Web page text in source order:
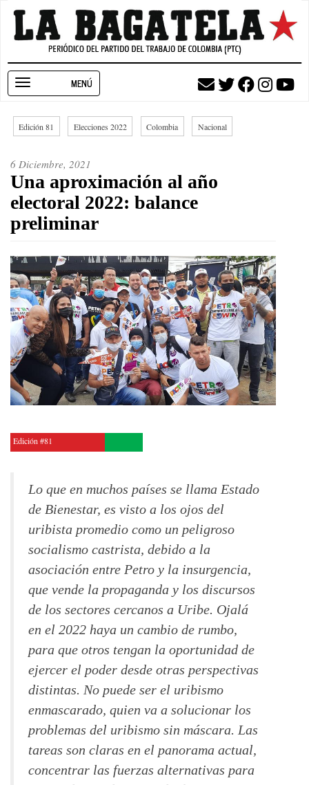
Pasar
contenido
navigation
Edición 81 Elecciones 2022 Colombia Nacional
6 Diciembre, 2021
Una aproximación al año
electoral 2022: balance
preliminar
Edición #81
Lo que en muchos países se llama Estado
de Bienestar, es visto a los ojos del
uribista promedio como un peligroso
socialismo castrista, debido a la
asociación entre Petro y la insurgencia,
que vende la propaganda y los discursos
de los sectores cercanos a Uribe. Ojalá
en el 2022 haya un cambio de rumbo,
para que otros tengan la oportunidad de
ejercer el poder desde otras perspectivas
distintas. No puede ser el uribismo
enmascarado, quien va a solucionar los
problemas del uribismo sin máscara. Las
tareas son claras en el panorama actual,
concentrar las fuerzas alternativas para